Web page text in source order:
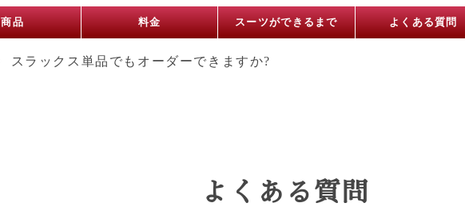
商品 料金 スーツができるまで よくある質問
スラックス単品でもオーダーできますか?
よくある質問